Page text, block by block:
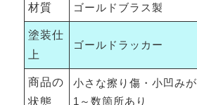
材質 ゴールドブラス製
塗装仕
上
ゴールドラッカー
商品の
状態
小さな擦り傷・小凹みが
1～数箇所あり